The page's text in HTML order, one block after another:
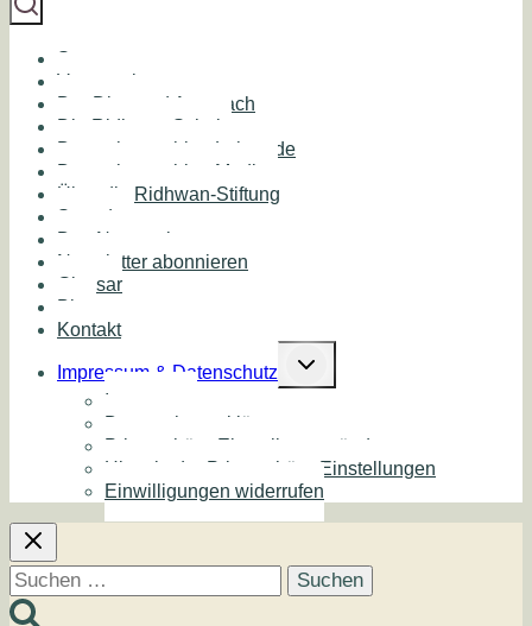
Start
Veranstaltungen
Der Diamond Approach
Die Ridhwan Schule
Deutschsprachige Lehrende
Deutschsprachige Medien
Über die Ridhwan-Stiftung
Spenden
Das Netzwerk
Newsletter abonnieren
Glossar
Blog
Kontakt
Impressum & Datenschutz
umschalten
Impressum
Datenschutzerklärung
Privatsphäre-Einstellungen ändern
Historie der Privatsphäre-Einstellungen
Einwilligungen widerrufen
Suchen
nach: